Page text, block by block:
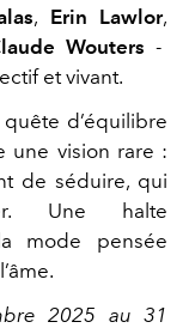
, Erin Lawlor,
Wouters -
et vivant.
d’équilibre
une vision rare :
de séduire, qui
Une halte
mode pensée
2025 au 31